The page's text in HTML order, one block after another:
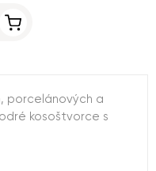
porcelánových a
kosoštvorce s